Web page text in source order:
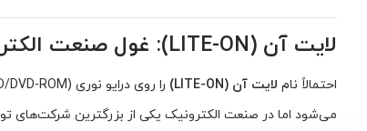
لایت آن (LITE-ON): غول صنعت الکترونیک
احتمالاً نام لایت آن (LITE-ON)
می‌شود اما در صنعت الکترونیک یکی از بزرگترین شرکت‌های